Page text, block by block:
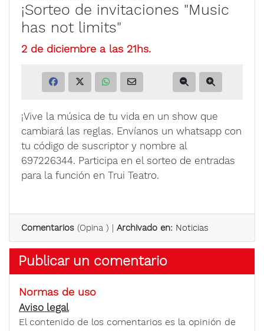
¡Sorteo de invitaciones "Music
has not limits"
2 de diciembre a las 21hs.
¡Vive la música de tu vida en un show que
cambiará las reglas. Envíanos un whatsapp con
tu código de suscriptor y nombre al
697226344. Participa en el sorteo de entradas
para la función en Trui Teatro.
Comentarios (Opina ) | Archivado en: Noticias
Publicar un comentario
Normas de uso
Aviso legal
El contenido de los comentarios es la opinión de